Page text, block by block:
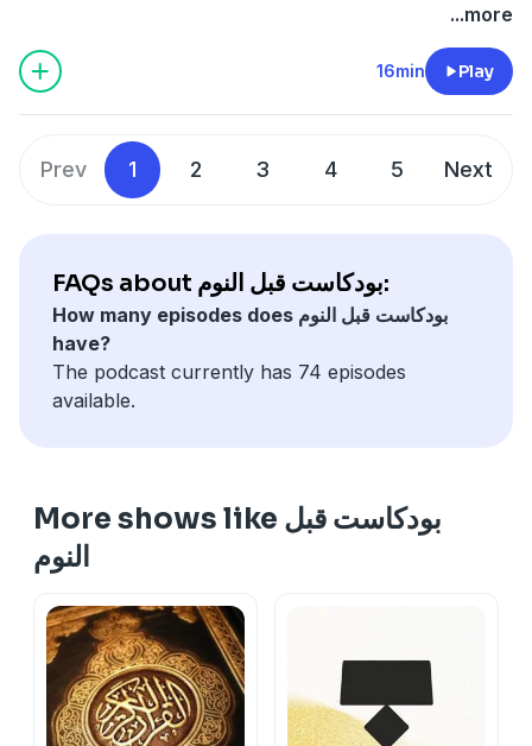
...more
16min Play
Prev 1 2 3 4 5 Next
FAQs about بودكاست قبل النوم:
How many episodes does بودكاست قبل النوم
have?
The podcast currently has 74 episodes
available.
More shows like بودكاست قبل
النوم